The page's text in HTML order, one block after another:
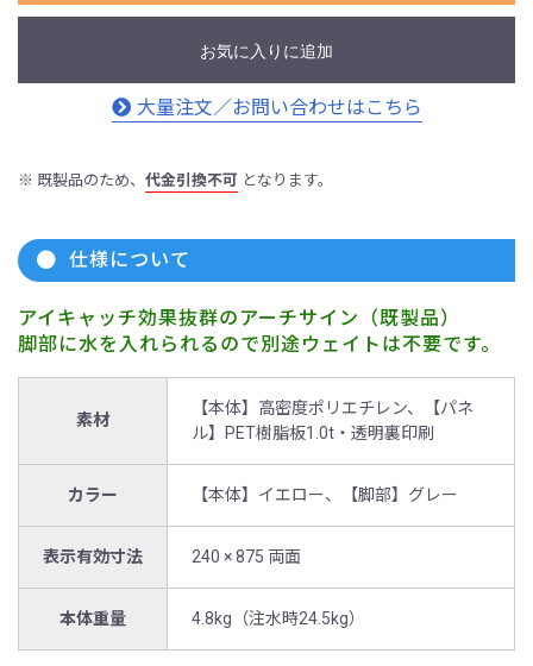
お気に入りに追加
大量注文／お問い合わせはこちら
※ 既製品のため、 代金引換不可 となります。
仕様について
アイキャッチ効果抜群のアーチサイン（既製品）
脚部に水を入れられるので別途ウェイトは不要です。
素材
【本体】高密度ポリエチレン、【パネ
ル】PET樹脂板1.0t・透明裏印刷
カラー 【本体】イエロー、【脚部】グレー
表示有効寸法 240 × 875 両面
本体重量 4.8kg（注水時24.5kg）